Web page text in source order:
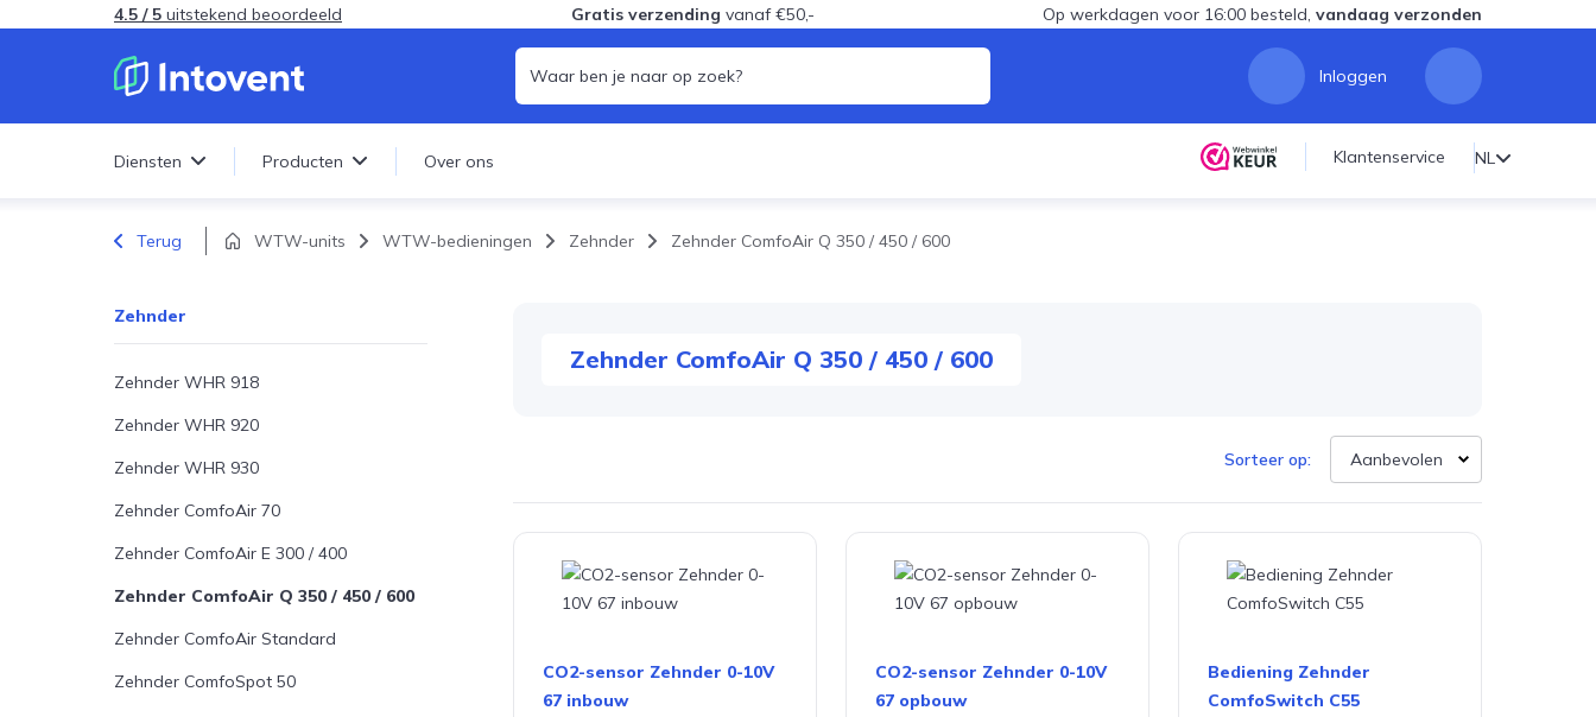
4.5 / 5 uitstekend beoordeeld Gratis verzending vanaf €50,- Op werkdagen voor 16:00 besteld, vandaag verzonden
Inloggen
Diensten
Onderhoud WTW
Vervanging van het mechanische
Meten en bijstellen
Producten
Ventilatiebuizen en
hulpstukken
WTW-units
Dak- en geveldoorvoeren
Luchtfilters
Luchtreinigers
Over ons Klantenservice NL
Terug WTW-units WTW-bedieningen Zehnder Zehnder ComfoAir Q 350 / 450 / 600
Zehnder
Zehnder WHR 918
Zehnder WHR 920
Zehnder WHR 930
Zehnder ComfoAir 70
Zehnder ComfoAir E 300 / 400
Zehnder ComfoAir Q 350 / 450 / 600
Zehnder ComfoAir Standard
Zehnder ComfoSpot 50
Zehnder ComfoAir Q 350 / 450 / 600
Sorteer op:
CO2-sensor Zehnder 0-10V
67 inbouw
CO2-sensor Zehnder 0-10V
67 opbouw
Bediening Zehnder
ComfoSwitch C55